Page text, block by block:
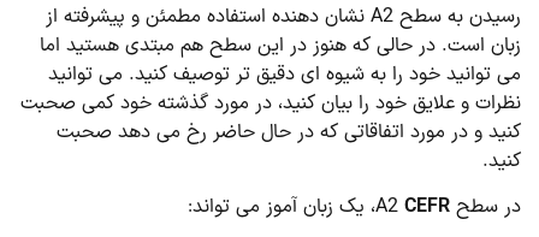
رسیدن به سطح A2 نشان دهنده استفاده مطمئن و پیشرفته از
زبان است. در حالی که هنوز در این سطح هم مبتدی هستید اما
می توانید خود را به شیوه ای دقیق تر توصیف کنید. می توانید
نظرات و علایق خود را بیان کنید، در مورد گذشته خود کمی صحبت
کنید و در مورد اتفاقاتی که در حال حاضر رخ می دهد صحبت
کنید.
در سطح A2 CEFR
، یک زبان آموز می تواند: